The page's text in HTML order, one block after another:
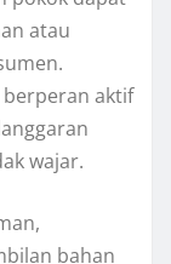
atau
aktif
wajar.
bahan